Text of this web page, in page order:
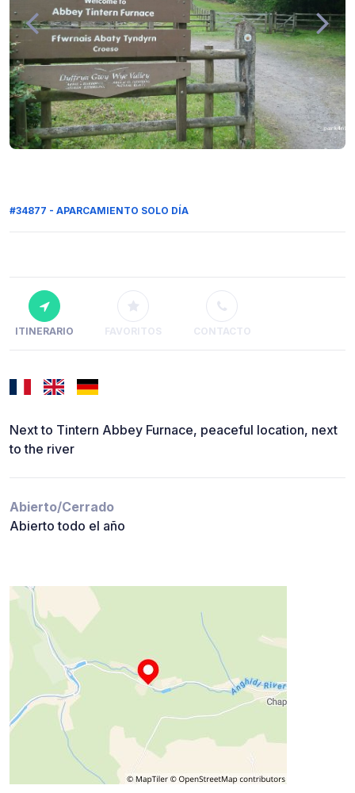
#34877 - APARCAMIENTO SOLO DÍA
ITINERARIO FAVORITOS CONTACTO
Next to Tintern Abbey Furnace, peaceful location, next
to the river
Abierto/Cerrado
Abierto todo el año